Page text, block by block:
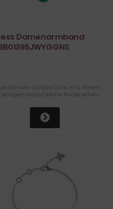
Damenarmband
Sie können als Gast (bzw. mit Ihrem
Status) keine Preise sehen.